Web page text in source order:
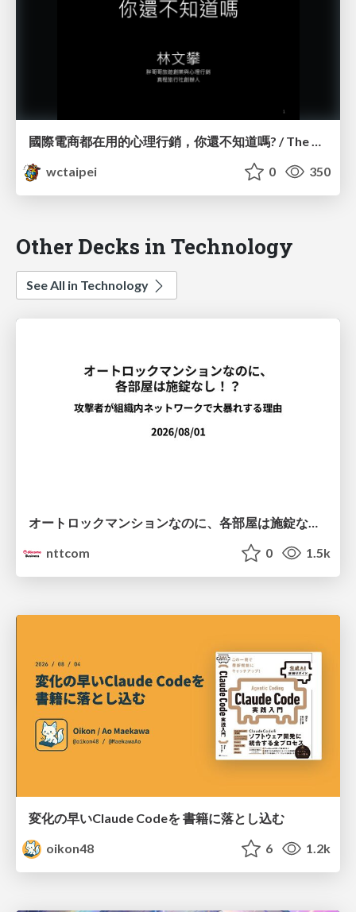
國際電商都在用的心理行銷，你還不知道嗎? / The Psychology Behind eCommerce_林文攀 / Peter Lin
wctaipei
0 350
Other Decks in Technology
See All in Technology
nttcom
0 1.5k
変化の早いClaude Codeを 書籍に落とし込む
oikon48
6 1.2k